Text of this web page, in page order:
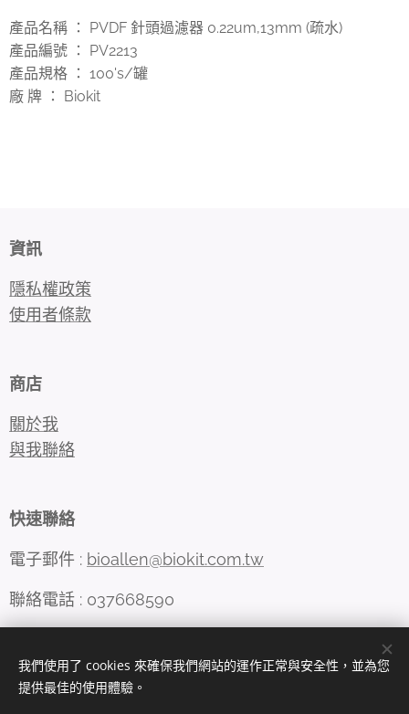
產品名稱 ： PVDF 針頭過濾器 0.22um,13mm (疏水)
產品編號 ： PV2213
產品規格 ： 100's/罐
廠 牌 ： Biokit
資訊
隱私權政策
使用者條款
商店
關於我
與我聯絡
快速聯絡
電子郵件 : bioallen@biokit.com.tw
聯絡電話 : 037668590
我們使用了 cookies 來確保我們網站的運作正常與安全性，並為您
提供最佳的使用體驗。